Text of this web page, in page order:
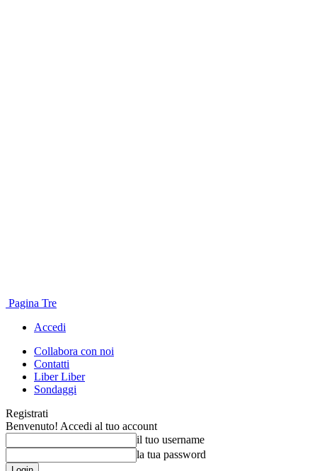
Pagina Tre
Accedi
Collabora con noi
Contatti
Liber Liber
Sondaggi
Registrati
Benvenuto! Accedi al tuo account
il tuo username
la tua password